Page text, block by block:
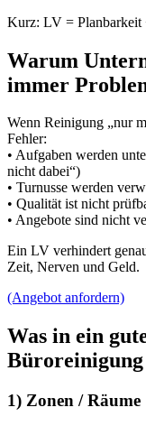
Kurz: LV = Planbarkeit
Warum
immer
Wenn Reinigung „nur
Fehler:
• Aufgaben werden
nicht dabei“)
• Turnusse werden
• Qualität ist nicht
• Angebote sind nicht
Ein LV verhindert
Zeit, Nerven und Geld.
(Angebot anfordern)
Was in ein
1) Zonen / Räume